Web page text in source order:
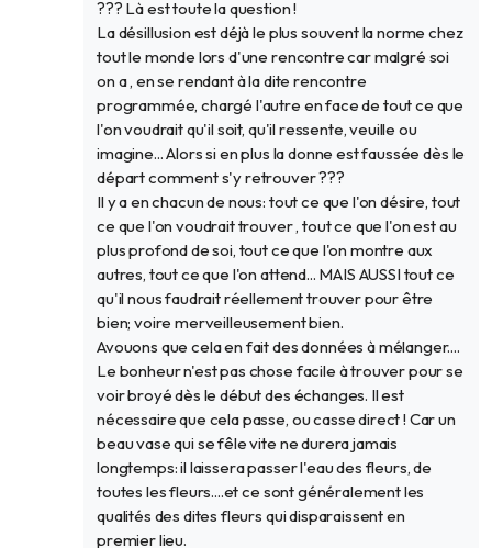
??? Là est toute la question !
La désillusion est déjà le plus souvent la norme chez
tout le monde lors d'une rencontre car malgré soi
on a , en se rendant à la dite rencontre
programmée, chargé l'autre en face de tout ce que
l'on voudrait qu'il soit, qu'il ressente, veuille ou
imagine... Alors si en plus la donne est faussée dès le
départ comment s'y retrouver ???
Il y a en chacun de nous: tout ce que l'on désire, tout
ce que l'on voudrait trouver , tout ce que l'on est au
plus profond de soi, tout ce que l'on montre aux
autres, tout ce que l'on attend... MAIS AUSSI tout ce
qu'il nous faudrait réellement trouver pour être
bien; voire merveilleusement bien.
Avouons que cela en fait des données à mélanger....
Le bonheur n'est pas chose facile à trouver pour se
voir broyé dès le début des échanges. Il est
nécessaire que cela passe, ou casse direct ! Car un
beau vase qui se fêle vite ne durera jamais
longtemps: il laissera passer l'eau des fleurs, de
toutes les fleurs....et ce sont généralement les
qualités des dites fleurs qui disparaissent en
premier lieu.